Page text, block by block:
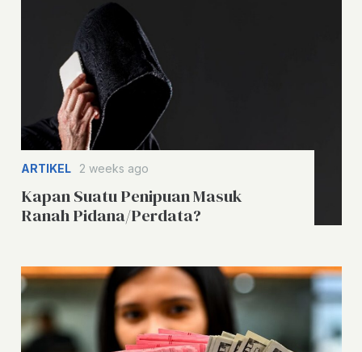
ARTIKEL 2 weeks ago
Kapan Suatu Penipuan Masuk
Ranah Pidana/Perdata?